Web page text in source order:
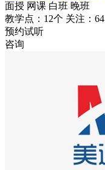
面授 网课 白班 晚班
教学点：12个 关注：64
预约试听
咨询